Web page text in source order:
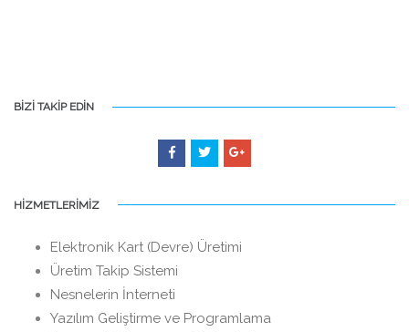
BİZİ TAKİP EDİN
HİZMETLERİMİZ
Elektronik Kart (Devre) Üretimi
Üretim Takip Sistemi
Nesnelerin İnterneti
Yazılım Geliştirme ve Programlama